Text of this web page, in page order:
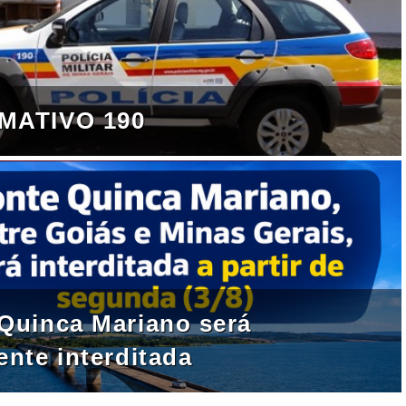
2026 começa com tradicional
agosto
190
Mariano será
interditada